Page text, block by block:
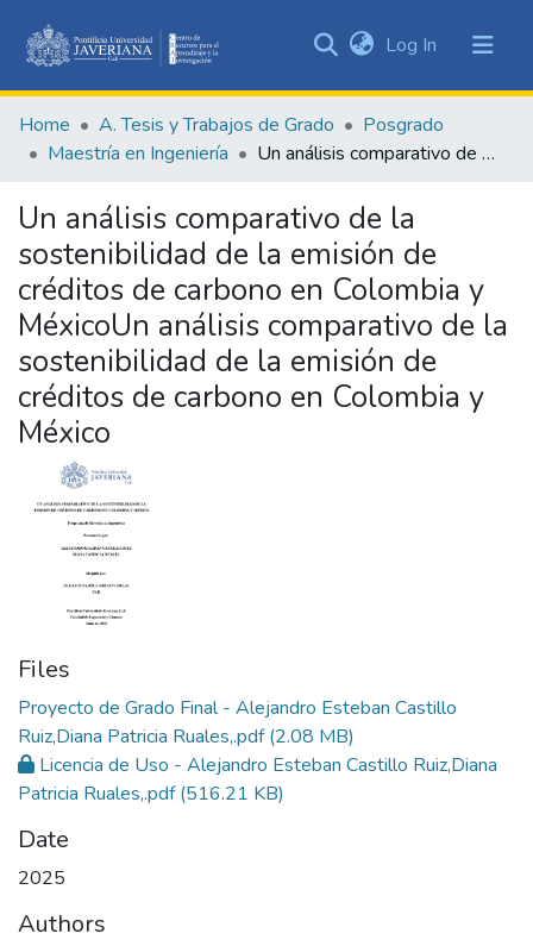
&
Collections
Statistics
Log In (current)
Home A. Tesis y Trabajos de Grado
Posgrado
Maestría en Ingeniería
Un análisis comparativo de la sostenibilidad de la emisión de créditos de carbono en Colombia y MéxicoUn análisis comparativo de la sostenibilidad de la emisión de créditos de carbono en Colombia y México
Un análisis comparativo de la
sostenibilidad de la emisión de
créditos de carbono en Colombia y
MéxicoUn análisis comparativo de la
sostenibilidad de la emisión de
créditos de carbono en Colombia y
México
Files
Proyecto de Grado Final - Alejandro Esteban Castillo
Ruiz,Diana Patricia Ruales,.pdf(2.08 MB)
Licencia de Uso - Alejandro Esteban Castillo Ruiz,Diana
Patricia Ruales,.pdf(516.21 KB)
Date
2025
Authors